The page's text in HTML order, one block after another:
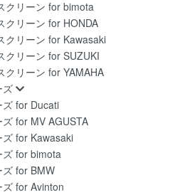
クリーン for bimota
クリーン for HONDA
クリーン for Kawasaki
クリーン for SUZUKI
クリーン for YAMAHA
ズ
ズ for Ducati
for MV AGUSTA
for Kawasaki
ズ for bimota
for BMW
for Avinton